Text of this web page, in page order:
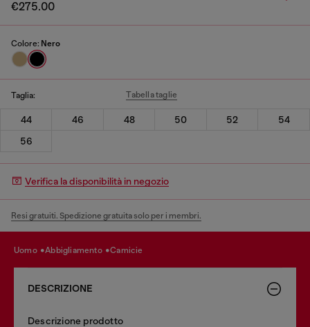
€275.00
Colore: Nero
Taglia: Tabella taglie
44 46 48 50 52
54
56
Verifica la disponibilità in negozio
Resi gratuiti. Spedizione gratuita solo per i membri.
uomo abbigliamento camicie
DESCRIZIONE
Descrizione prodotto